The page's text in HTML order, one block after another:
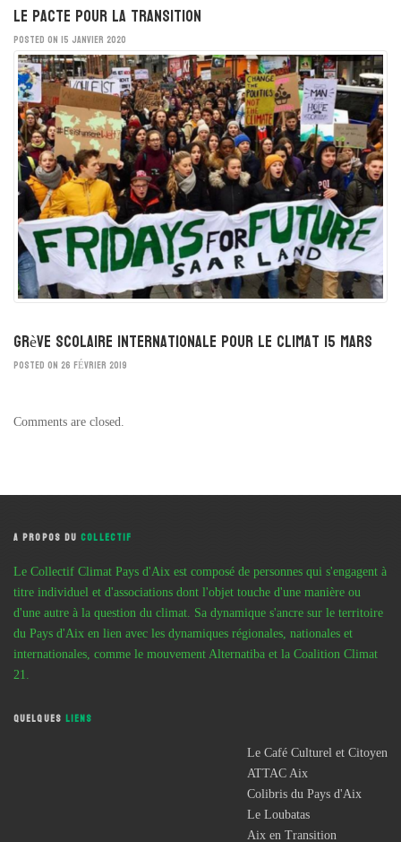
Le Pacte pour la Transition
POSTED ON 15 JANVIER 2020
Grève scolaire internationale pour le climat 15 mars
POSTED ON 26 FÉVRIER 2019
Comments are closed.
A PROPOS DUCOLLECTIF
Le Collectif Climat Pays d'Aix est composé de personnes qui s'engagent à
titre individuel et d'associations dont l'objet touche d'une manière ou
d'une autre à la question du climat. Sa dynamique s'ancre sur le territoire
du Pays d'Aix en lien avec les dynamiques régionales, nationales et
internationales, comme le mouvement Alternatiba et la Coalition Climat
21.
QUELQUES LIENS
Le Café Culturel et Citoyen
ATTAC Aix
Colibris du Pays d'Aix
Le Loubatas
Aix en Transition